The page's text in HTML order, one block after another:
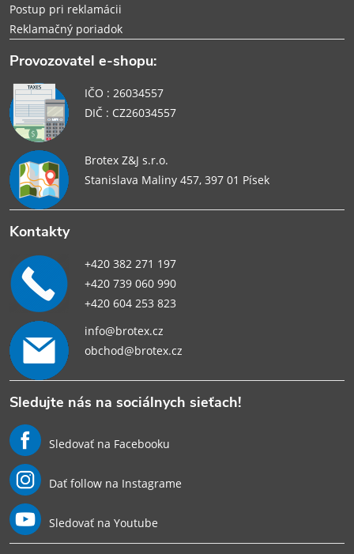
Postup pri reklamácii
Reklamačný poriadok
Provozovatel e-shopu:
IČO : 26034557
DIČ : CZ26034557
Brotex Z&J s.r.o.
Stanislava Maliny 457, 397 01 Písek
Kontakty
+420 382 271 197
+420 739 060 990
+420 604 253 823
info@brotex.cz
obchod@brotex.cz
Sledujte nás na sociálnych sieťach!
Sledovať na Facebooku
Dať follow na Instagrame
Sledovať na Youtube